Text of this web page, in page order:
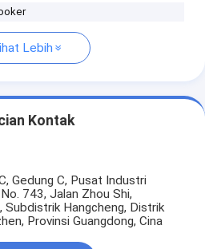
Lebih
Kontak
Gedung C, Pusat Industri
743, Jalan Zhou Shi,
Subdistrik Hangcheng, Distrik
Provinsi Guangdong, Cina